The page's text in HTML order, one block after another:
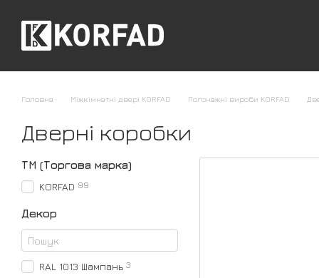
Головна Міжкімнатні двері KORFAD Погонажні вироби KORFAD
Дверні коробки
ТМ (Торгова марка)
KORFAD 99
Декор
RAL 1013 Шампань 3